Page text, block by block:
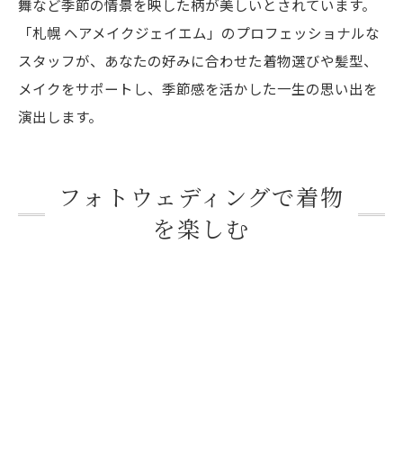
舞など季節の情景を映した柄が美しいとされています。
「札幌 ヘアメイクジェイエム」のプロフェッショナルな
スタッフが、あなたの好みに合わせた着物選びや髪型、
メイクをサポートし、季節感を活かした一生の思い出を
演出します。
フォトウェディングで着物
を楽しむ